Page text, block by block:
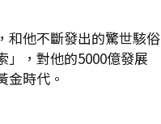
和他不斷發出的驚世駭俗
」，對他的5000億發展
時代。